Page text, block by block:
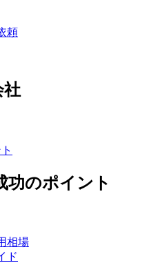
頼
社
功のポイント
相場
ド